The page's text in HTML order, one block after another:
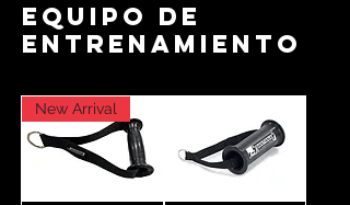
EQUIPO DE
ENTRENAMIENTO
New Arrival